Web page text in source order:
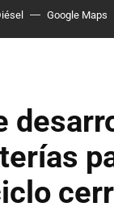
Google Maps